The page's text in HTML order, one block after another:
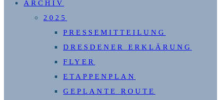
ARCHIV
2025
PRESSEMITTEILUNG
DRESDENER ERKLÄRUNG
FLYER
ETAPPENPLAN
GEPLANTE ROUTE